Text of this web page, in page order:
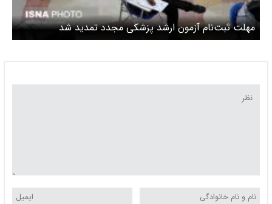
مهلت ثبت‌نام آزمون ارشد پزشکی مجدد تمدید شد